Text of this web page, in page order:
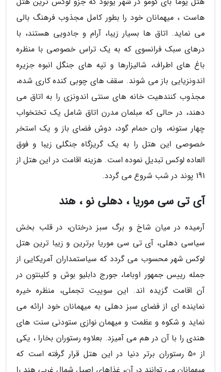
هاست ، میهمانان خود را بطور کامل مجذوب فرهنگ بالی
می نماید. اتاق ها بسیار زیبا، آرام و جادویی هستند، با
درهای سبک فرانسوی که به یک تراس خصوصی با منظره
باغ های اطراف، شالیزارها و تپه های جنگل انبوه جزیره
اندونزیایی باز می شوند. سقف های چوبی کنده کاری شده،
مجذوب کنندهیت خانه های سنتی اندونزی را به اتاق می
دهند، در حالی که مبلمان مدرن اتاق شامل یک تختخواب
چهار ستونه، وان حمام گود، دوش فضای باز و یک استخر
خصوصی این هتل را به یک گریزگاه جنگلی زیبا و فوق
العاده لوکس تبدیل نموده است. هزینه اقامت در این هتل از
191 پوند در شب شروع می گردد.
آی تی سی موریا ، دهلی نو ، هند
آرمیده در میان شاخ و برگ سبز درختان، در قلب بخش
سیاسی دهلی، آی تی سی موریا برترین و زیبا ترین هتل
لوکس شهر محسوب می گردد که سیاستمداران آمریکایی از
جمله رییس جمهور اوباما، جورج دابلیو بوش و کلینتون در
آن اقامت گزیده اند. این سوییت تجملی، منظره خیره
نماینده ای از فضای سبز دهلی به میهمانان خود ارائه می
نماید و شکوه و عظمت و میهمان نوازی ستودنی سنت های
هندی را با آن در هم می آمیزد. بعلاوه رستوران بخارا ، یکی
از 50 رستوران برتر دنیا در این هتل قرار گرفته است که